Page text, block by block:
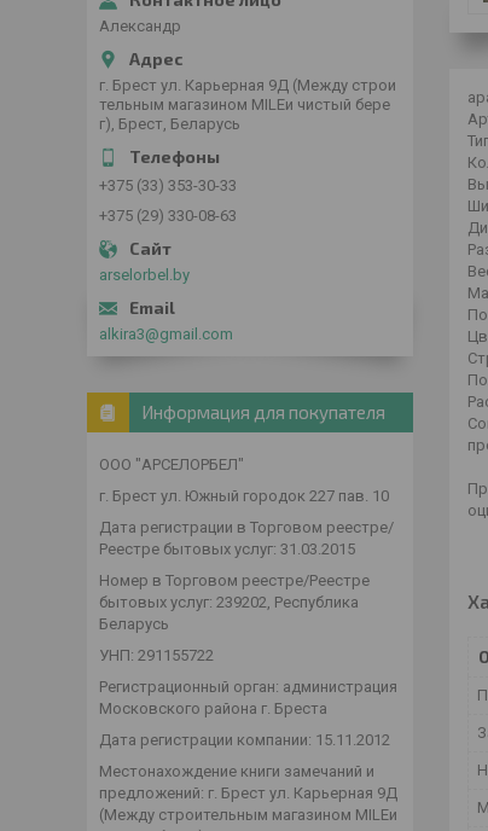
Александр
г. Брест ул. Карьерная 9Д (Между строи
тельным магазином MILEи чистый бере
г), Брест, Беларусь
+375 (33) 353-30-33
+375 (29) 330-08-63
arselorbel.by
alkira3@gmail.com
Информация для покупателя
ООО "АРСЕЛОРБЕЛ"
г. Брест ул. Южный городок 227 пав. 10
Дата регистрации в Торговом реестре/
Реестре бытовых услуг: 31.03.2015
Номер в Торговом реестре/Реестре
бытовых услуг: 239202, Республика
Беларусь
УНП: 291155722
Регистрационный орган: администрация
Московского района г. Бреста
Дата регистрации компании: 15.11.2012
Местонахождение книги замечаний и
предложений: г. Брест ул. Карьерная 9Д
(Между строительным магазином MILEи